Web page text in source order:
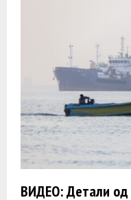
ВИДЕО: Детали од